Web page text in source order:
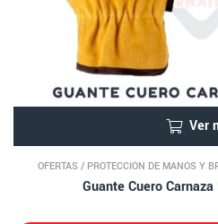
Ver
OFERTAS / PROTECCIÓN DE MANOS Y
Guante Cuero